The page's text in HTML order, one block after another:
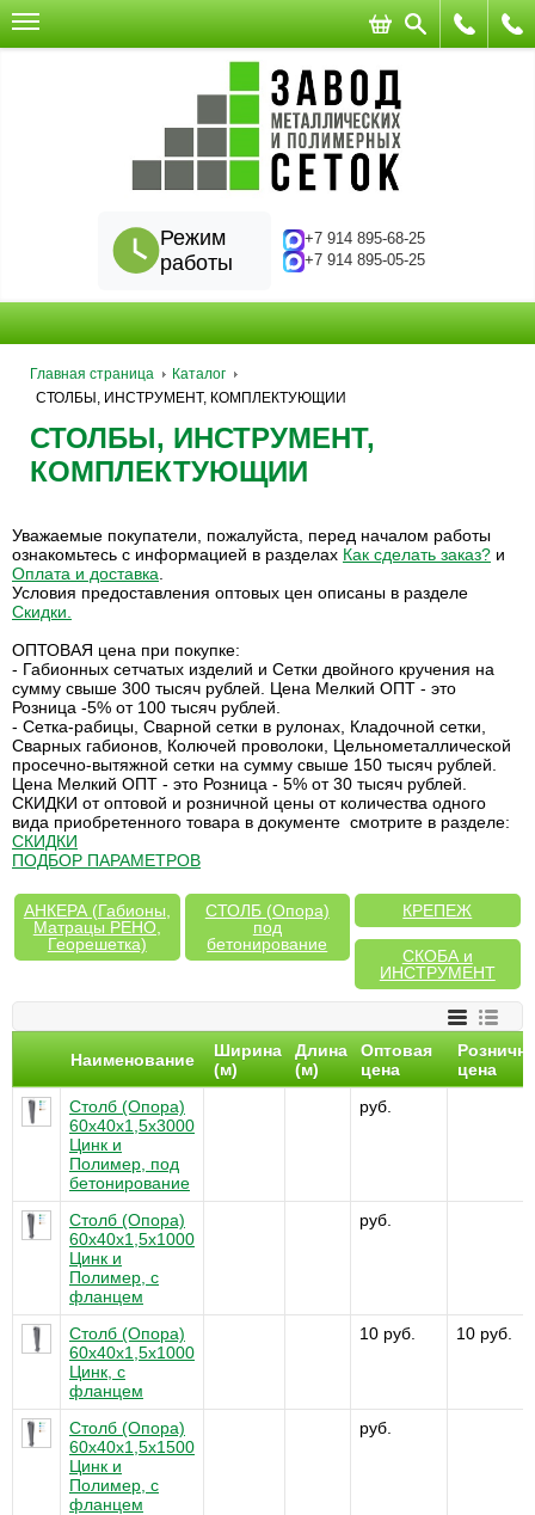
+7 914 895-68-25
+7 914 895-05-25
Режим
работы
Главная страница
Каталог
СТОЛБЫ, ИНСТРУМЕНТ, КОМПЛЕКТУЮЩИИ
СТОЛБЫ, ИНСТРУМЕНТ,
КОМПЛЕКТУЮЩИИ
Уважаемые покупатели, пожалуйста, перед началом работы
ознакомьтесь с информацией в разделах Как сделать заказ? и
Оплата и доставка
Условия предоставления оптовых цен описаны в разделе
Скидки
ОПТОВАЯ цена при покупке:
- Габионных сетчатых изделий и Сетки двойного кручения на
сумму свыше 300 тысяч рублей. Цена Мелкий ОПТ - это
Розница -5% от 100 тысяч рублей.
- Сетка-рабицы, Сварной сетки в рулонах, Кладочной сетки,
Сварных габионов, Колючей проволоки, Цельнометаллической
просечно-вытяжной сетки на сумму свыше 150 тысяч рублей.
Цена Мелкий ОПТ - это Розница - 5% от 30 тысяч рублей.
СКИДКИ от оптовой и розничной цены от количества одного
вида приобретенного товара в документе смотрите в разделе:
СКИДКИ
ПОДБОР ПАРАМЕТРОВ
АНКЕРА (Габионы,
Матрацы РЕНО,
Георешетка)
СТОЛБ (Опора)
под
бетонирование
КРЕПЕЖ
СКОБА и
ИНСТРУМЕНТ
Наименование
Ширина
(м)
Длина
(м)
Оптовая
цена
цена
Столб (Опора)
60х40х1,5x3000
Цинк и
Полимер, под
бетонирование
руб.
Столб (Опора)
60х40х1,5х1000
Цинк и
Полимер, с
фланцем
руб.
Столб (Опора)
60х40х1,5х1000
Цинк, с
фланцем
10 руб. 10 руб.
Столб (Опора)
60х40х1,5х1500
Цинк и
Полимер, с
фланцем
руб.